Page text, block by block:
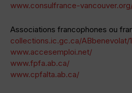
www.consulfrance-
Associations francophones ou
collections.ic.gc.ca/ABbenevolat/
www.accesemploi.net/
www.fpfa.ab.ca/
www.cpfalta.ab.ca/